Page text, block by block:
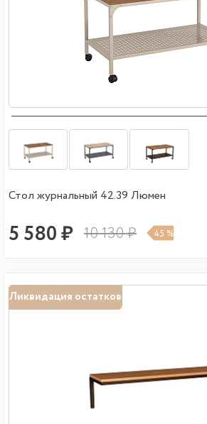
Стол журнальный 42.39 Люмен
5 580 ₽ 10 130 ₽ 45 %
Ликвидация остатков